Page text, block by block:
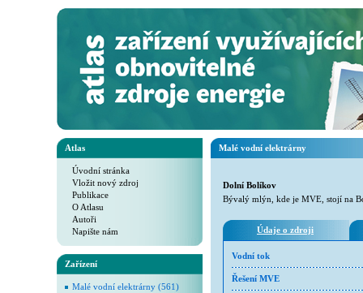
Atlas
Úvodní stránka
Vložit nový zdroj
Publikace
O Atlasu
Autoři
Napište nám
Zařízení
Malé vodní elektrárny (561)
Malé vodní elektrárny
Dolní Bolíkov
Bývalý mlýn, kde je MVE, stojí na
Údaje o zdroji
Vodní tok
Řešení MVE